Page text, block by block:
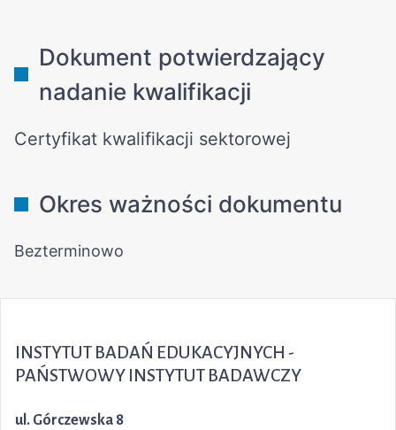
INSTYTUT BADAŃ EDUKACYJNYCH -
PAŃSTWOWY INSTYTUT BADAWCZY
ul. Górczewska 8